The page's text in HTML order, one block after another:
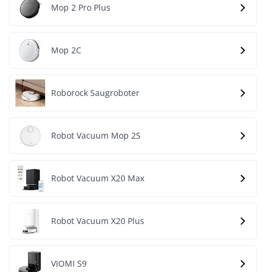
Mop 2 Pro Plus
Mop 2C
Roborock Saugroboter
Robot Vacuum Mop 2S
Robot Vacuum X20 Max
Robot Vacuum X20 Plus
VIOMI S9